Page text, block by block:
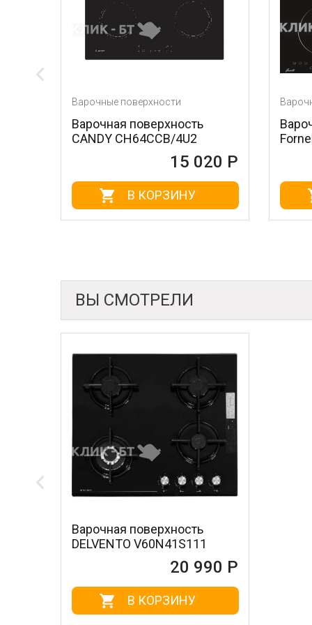
поверхность
CH64CCB/4U2
Варочные поверхности
Варочная поверхность
Fornelli PIA 60 INDUZIONE
ВЫ СМОТРЕЛИ
Варочная поверхность
DELVENTO V60N41S111
20 990 Р
В КОРЗИНУ